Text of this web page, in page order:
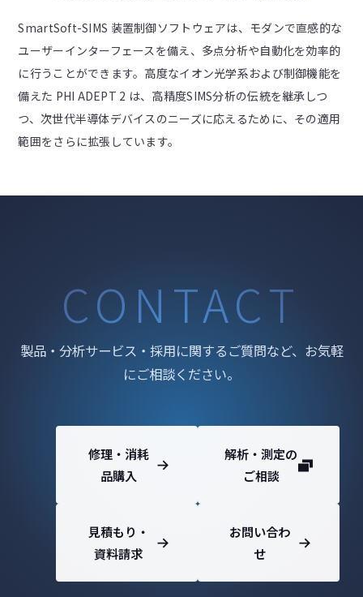
SmartSoft-SIMS 装置制御ソフトウェアは、モダンで直感的な
ユーザーインターフェースを備え、多点分析や自動化を効率的
に行うことができます。高度なイオン光学系および制御機能を
備えた PHI ADEPT 2 は、高精度SIMS分析の伝統を継承しつ
つ、次世代半導体デバイスのニーズに応えるために、その適用
範囲をさらに拡張しています。
CONTACT
製品・分析サービス・採用に関するご質問など、お気軽
にご相談ください。
修理・消耗
品購入
解析・測定の
ご相談
見積もり・
資料請求
お問い合わ
せ